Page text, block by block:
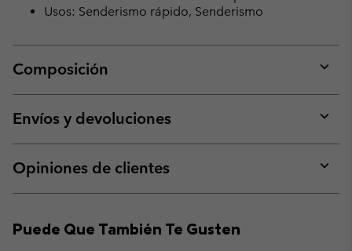
Usos: Senderismo rápido, Senderismo
Composición
or
Envíos y devoluciones
or
Opiniones de clientes
or
Puede Que También Te Gusten